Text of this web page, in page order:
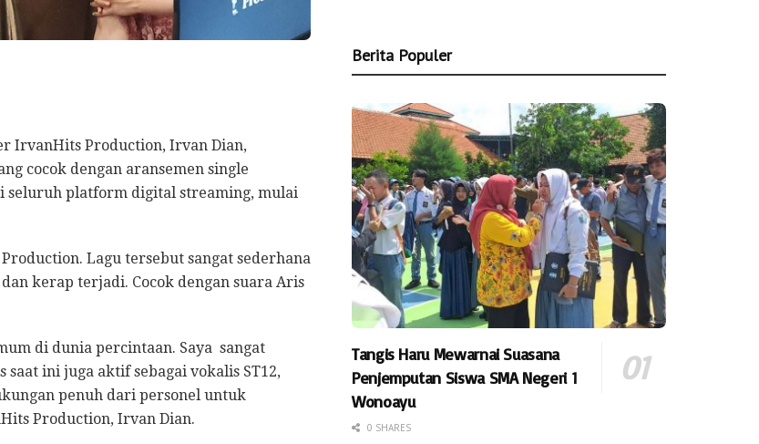
IrvanHits Production, Irvan Dian,
cocok dengan aransemen single
seluruh platform digital streaming, mulai
Lagu tersebut sangat sederhana
kerap terjadi. Cocok dengan suara Aris
di dunia percintaan. Saya sangat
ini juga aktif sebagai vokalis ST12,
penuh dari personel untuk
Production, Irvan Dian.
Berita Populer
Tangis Haru Mewarnai Suasana
Penjemputan Siswa SMA Negeri 1
Wonoayu
0 SHARES